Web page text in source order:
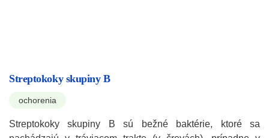
Streptokoky skupiny B
ochorenia
Streptokoky skupiny B sú bežné baktérie, ktoré sa